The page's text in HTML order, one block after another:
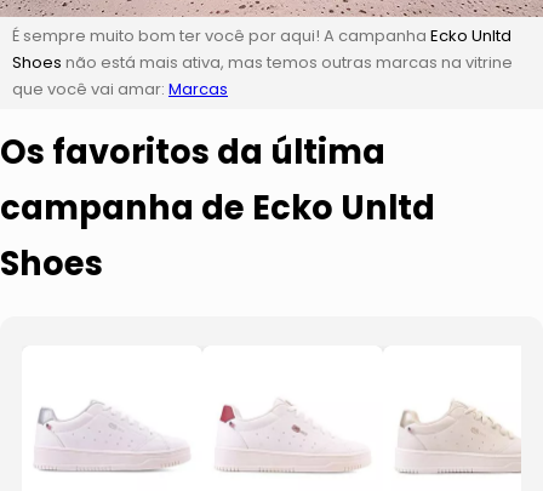
É sempre muito bom ter você por aqui! A campanha Ecko Unltd
Shoes não está mais ativa, mas temos outras marcas na vitrine
que você vai amar: Marcas
Os favoritos da última
campanha de Ecko Unltd
Shoes